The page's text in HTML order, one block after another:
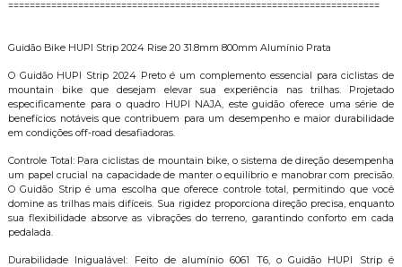
=====================================================================
Guidão Bike HUPI Strip 2024 Rise 20 31.8mm 800mm Alumínio Prata
O Guidão HUPI Strip 2024 Preto é um complemento essencial para ciclistas de
mountain bike que desejam elevar sua experiência nas trilhas. Projetado
especificamente para o quadro HUPI NAJA, este guidão oferece uma série de
benefícios notáveis que contribuem para um desempenho e maior durabilidade
em condições off-road desafiadoras.
Controle Total: Para ciclistas de mountain bike, o sistema de direção desempenha
um papel crucial na capacidade de manter o equilíbrio e manobrar com precisão.
O Guidão Strip é uma escolha que oferece controle total, permitindo que você
domine as trilhas mais difíceis. Sua rigidez proporciona direção precisa, enquanto
sua flexibilidade absorve as vibrações do terreno, garantindo conforto em cada
pedalada.
Durabilidade Inigualável: Feito de alumínio 6061 T6, o Guidão HUPI Strip é